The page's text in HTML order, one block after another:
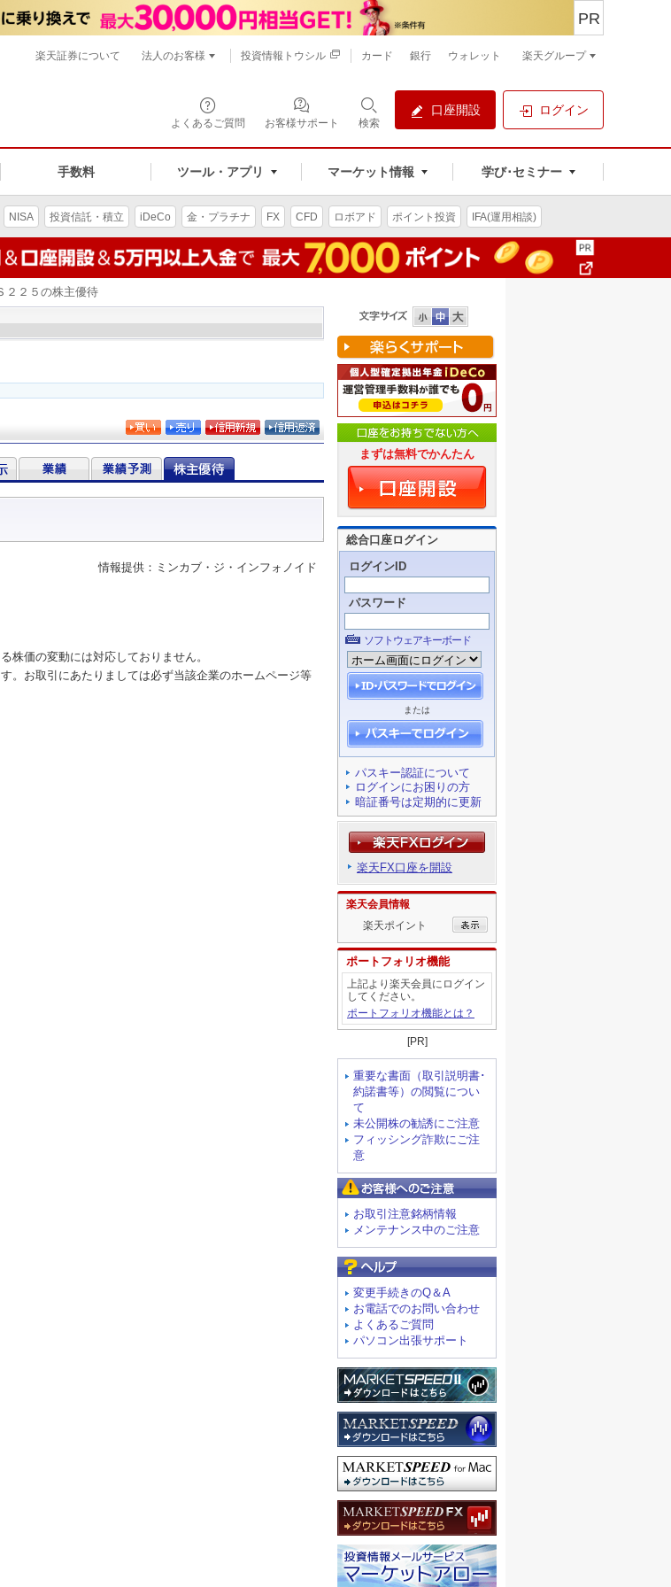
よくあるご質問 お客様サポート 検索
口座開設 ログイン
手数料 ツール・アプリ マーケット情報 学び･セミナー
PR
楽天証券について 法人のお客様 投資情報トウシル カード 銀行 ウォレット 楽天グループ
NISA 投資信託・積立 iDeCo 金・プラチナ FX CFD ロボアド ポイント投資 IFA(運用相談)
２２５の株主優待
情報提供：ミンカブ・ジ・インフォノイド
株価の変動には対応しておりません。
。お取引にあたりましては必ず当該企業のホームページ等
まずは無料でかんたん
総合口座ログイン
ログインID
パスワード
ソフトウェアキーボード
または
パスキー認証について
ログインにお困りの方
暗証番号は定期的に更新
楽天FX口座を開設
楽天会員情報
楽天ポイント
ポートフォリオ機能
上記より楽天会員にログイン
してください。
ポートフォリオ機能とは？
[PR]
重要な書面（取引説明書･
約諾書等）の閲覧につい
て
未公開株の勧誘にご注意
フィッシング詐欺にご注
意
お取引注意銘柄情報
メンテナンス中のご注意
変更手続きのQ＆A
お電話でのお問い合わせ
よくあるご質問
パソコン出張サポート